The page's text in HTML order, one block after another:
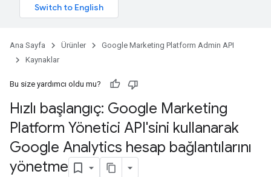
Ana Sayfa Ürünler
Google Marketing Platform Admin API
Kaynaklar
Bu size yardımcı oldu mu?
Hızlı başlangıç: Google Marketing
Platform Yönetici API'sini kullanarak
Google Analytics hesap bağlantılarını
yönetme